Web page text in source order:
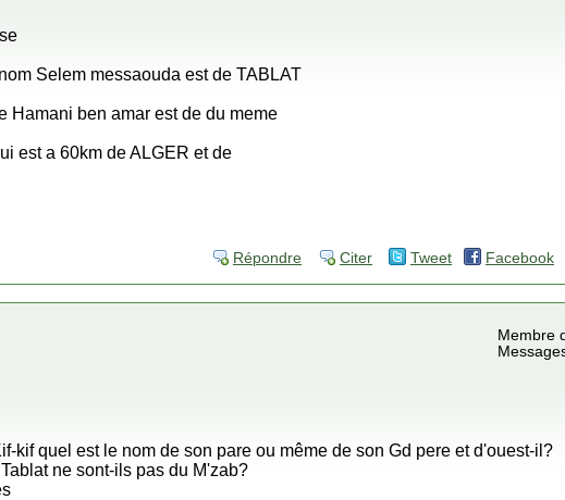
Selem messaouda est de TABLAT
Hamani ben amar est de du meme
est a 60km de ALGER et de
Répondre Citer Tweet Facebook
Membre
kif quel est le nom de son pare ou même de son Gd pere et d'ouest-il?
ne sont-ils pas du M'zab?